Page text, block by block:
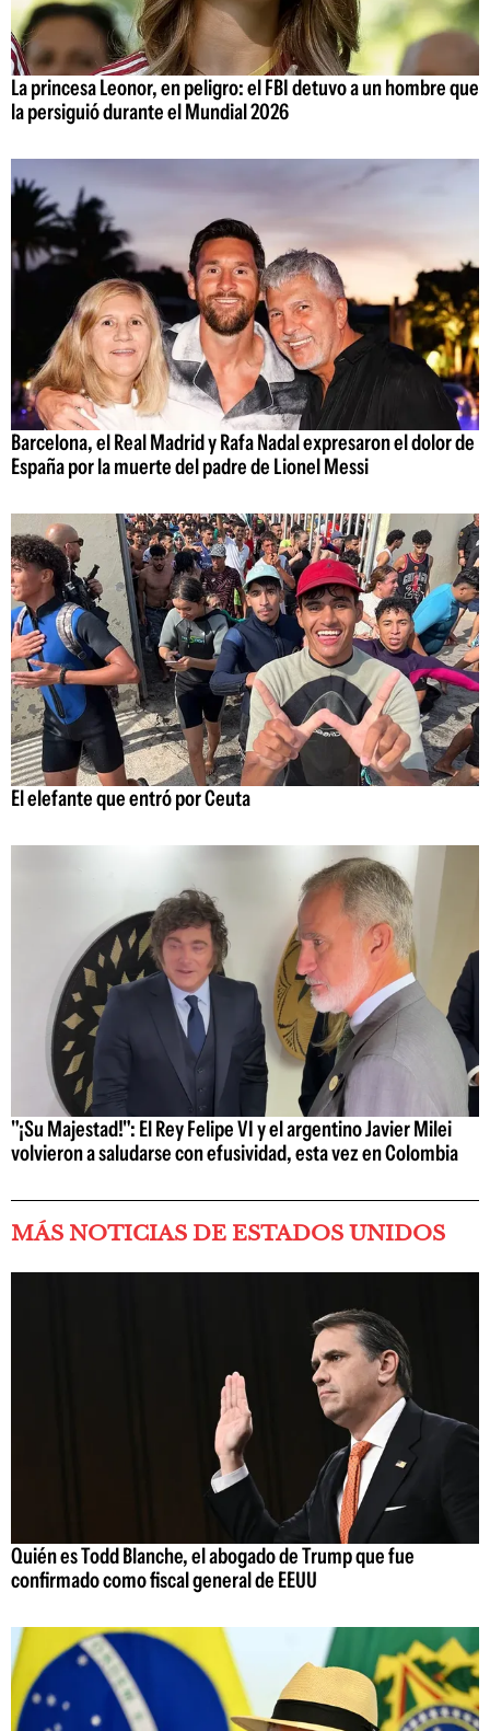
La princesa Leonor, en peligro: el FBI detuvo a un hombre que
la persiguió durante el Mundial 2026
Barcelona, el Real Madrid y Rafa Nadal expresaron el dolor de
España por la muerte del padre de Lionel Messi
El elefante que entró por Ceuta
"¡Su Majestad!": El Rey Felipe VI y el argentino Javier Milei
volvieron a saludarse con efusividad, esta vez en Colombia
MÁS NOTICIAS DE ESTADOS UNIDOS
Quién es Todd Blanche, el abogado de Trump que fue
confirmado como fiscal general de EEUU